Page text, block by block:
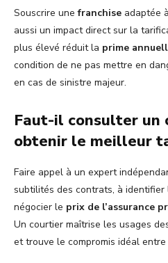
Souscrire unefranchise adaptée
aussi un impact direct sur la
plus élevé réduit la prime
condition de ne pas mettre en
en cas de sinistre majeur.
Faut-il consulter un
obtenir le meilleur
Faire appel à un expert
subtilités des contrats, à identifier
négocier le prix de l’assurance
Un courtier maîtrise les usages
et trouve le compromis idéal entre